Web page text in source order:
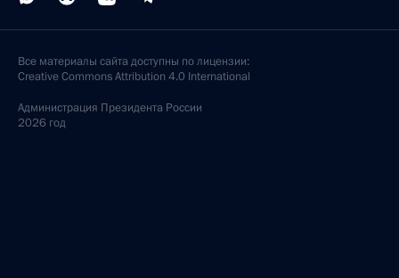
Все материалы сайта доступны по лицензии:
Creative Commons Attribution 4.0 International
Администрация Президента России
2026 год